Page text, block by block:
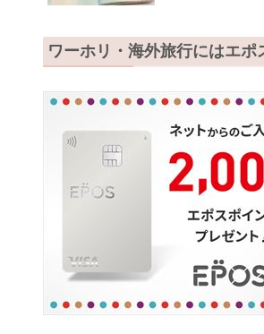
ワーホリ・海外旅行にはエポ